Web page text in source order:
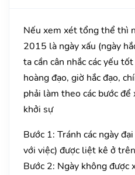
Nếu xem xét tổng thể thì
2015 là ngày xấu (ngày
ta cần cân nhắc các yếu
hoàng đạo, giờ hắc đạo,
phải làm theo các bước
khởi sự
Bước 1: Tránh các ngày
với việc) được liệt kê ở
Bước 2: Ngày không được